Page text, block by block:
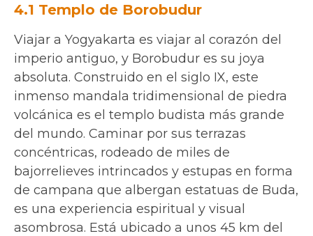
4.1 Templo de Borobudur
Viajar a Yogyakarta es viajar al corazón del
imperio antiguo, y Borobudur es su joya
absoluta. Construido en el siglo IX, este
inmenso mandala tridimensional de piedra
volcánica es el templo budista más grande
del mundo. Caminar por sus terrazas
concéntricas, rodeado de miles de
bajorrelieves intrincados y estupas en forma
de campana que albergan estatuas de Buda,
es una experiencia espiritual y visual
asombrosa. Está ubicado a unos 45 km del